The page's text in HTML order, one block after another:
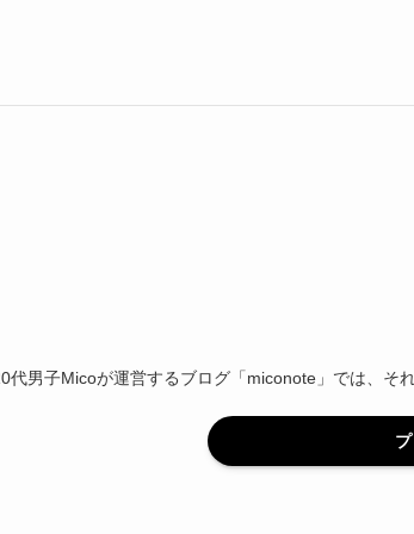
代男子Micoが運営するブログ「miconote」では、そ